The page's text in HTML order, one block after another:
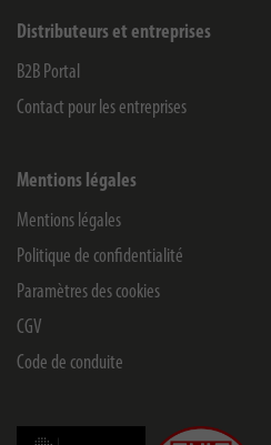
Distributeurs et entreprises
B2B Portal
Contact pour les entreprises
Mentions légales
Mentions légales
Politique de confidentialité
Paramètres des cookies
CGV
Code de conduite